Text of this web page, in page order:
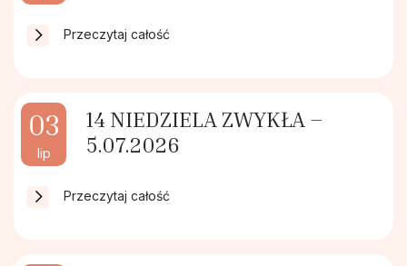
Róże Różańcowe
Schola Dziecięca Boże Nutki
Służba Liturgiczna Ołtarza
Przeczytaj całość
03
lip
14 NIEDZIELA ZWYKŁA –
5.07.2026
Przeczytaj całość